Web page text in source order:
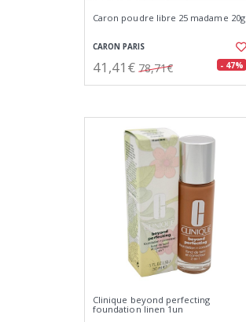
Caron poudre libre 25 madame 20g
CARON PARIS
41,41€ 78,71€ - 47%
Clinique beyond perfecting
foundation linen 1un